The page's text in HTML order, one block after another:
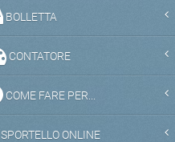
BOLLETTA
CONTATORE
COME FARE PER...
SPORTELLO ONLINE